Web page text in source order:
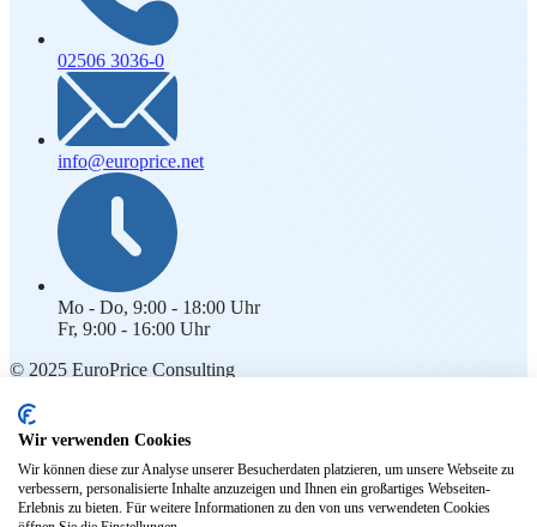
02506 3036-0
info@europrice.net
Mo - Do, 9:00 - 18:00 Uhr
Fr, 9:00 - 16:00 Uhr
© 2025 EuroPrice Consulting
Rechtliches
Impressum
Kontakt
Datenschutz
Wir verwenden Cookies
Wir können diese zur Analyse unserer Besucherdaten platzieren, um unsere Webseite zu
verbessern, personalisierte Inhalte anzuzeigen und Ihnen ein großartiges Webseiten-
Erlebnis zu bieten. Für weitere Informationen zu den von uns verwendeten Cookies